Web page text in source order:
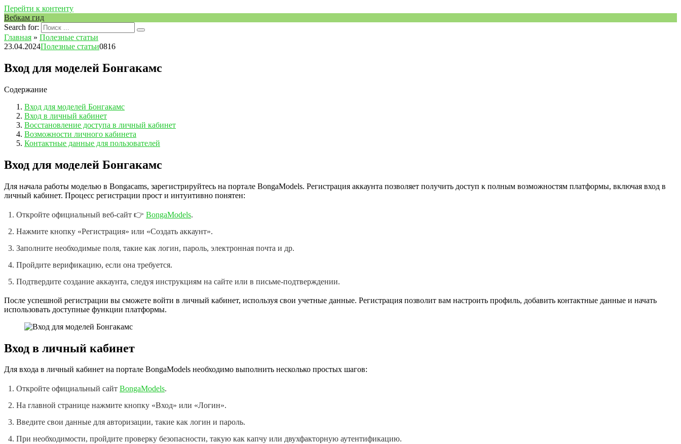
Перейти к контенту
Вебкам гид
Search for:
Главная » Полезные статьи
23.04.2024Полезные статьи0816
Вход для моделей Бонгакамс
Содержание
Вход для моделей Бонгакамс
Вход в личный кабинет
Восстановление доступа в личный кабинет
Возможности личного кабинета
Контактные данные для пользователей
Вход для моделей Бонгакамс
Для начала работы моделью в Bongacams, зарегистрируйтесь на портале BongaModels. Регистрация аккаунта позволяет получить доступ к полным возможностям платформы, включая вход в
личный кабинет. Процесс регистрации прост и интуитивно понятен:
Откройте официальный веб-сайт 👉 BongaModels.
Нажмите кнопку «Регистрация» или «Создать аккаунт».
Заполните необходимые поля, такие как логин, пароль, электронная почта и др.
Пройдите верификацию, если она требуется.
Подтвердите создание аккаунта, следуя инструкциям на сайте или в письме-подтверждении.
После успешной регистрации вы сможете войти в личный кабинет, используя свои учетные данные. Регистрация позволит вам настроить профиль, добавить контактные данные и начать
использовать доступные функции платформы.
Вход в личный кабинет
Для входа в личный кабинет на портале BongaModels необходимо выполнить несколько простых шагов:
Откройте официальный сайт BongaModels.
На главной странице нажмите кнопку «Вход» или «Логин».
Введите свои данные для авторизации, такие как логин и пароль.
При необходимости, пройдите проверку безопасности, такую как капчу или двухфакторную аутентификацию.